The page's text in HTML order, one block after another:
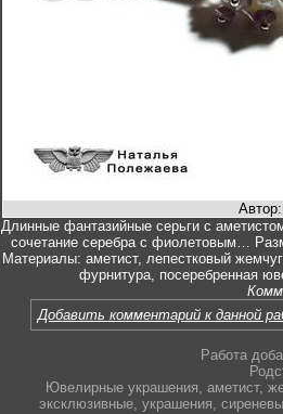
Длинные фантазийные серьги с
сочетание серебра с фиолетовым…
Материалы: аметист, лепестковый
фурнитура, посеребренная
Добавить комментарий к данной
Работа
Ювелирные украшения, аметист,
эксклюзивные, украшения,